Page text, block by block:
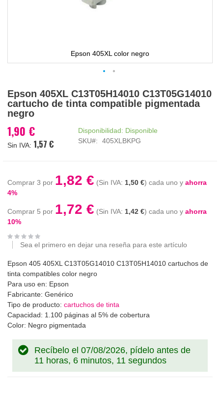
Epson 405XL color negro
al
comienzo
de
galería
de
Epson 405XL C13T05H14010 C13T05G14010
cartucho de tinta compatible pigmentada
negro
1,90 €
1,57 €
Disponibilidad: Disponible
SKU
405XLBKPG
Comprar 3 por 1,82 € 1,50 € cada uno y ahorra
4%
Comprar 5 por 1,72 € 1,42 € cada uno y ahorra
10%
Sea el primero en dejar una reseña para este artículo
Epson 405 405XL C13T05G14010 C13T05H14010 cartuchos de
tinta compatibles color negro
Para uso en: Epson
Fabricante: Genérico
Tipo de producto: cartuchos de tinta
Capacidad: 1.100 páginas al 5% de cobertura
Color: Negro pigmentada
Recíbelo el 07/08/2026, pídelo antes de
11 horas, 6 minutos, 11 segundos